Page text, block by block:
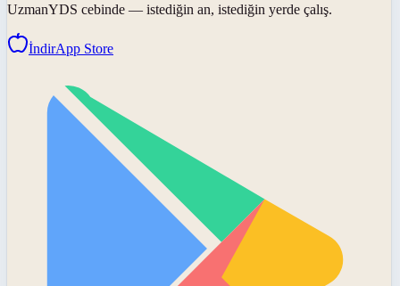
UzmanYDS cebinde — istediğin an, istediğin yerde çalış.
İndirApp Store